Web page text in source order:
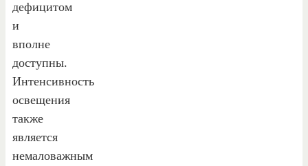
дефицитом
и
вполне
доступны.
Интенсивность
освещения
также
является
немаловажным